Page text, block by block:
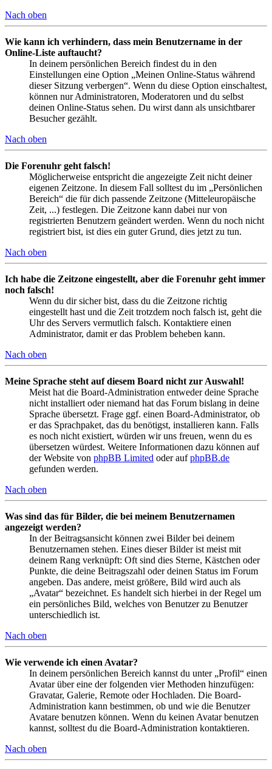
Nach oben
Wie kann ich verhindern, dass mein Benutzername in der
Online-Liste auftaucht?
In deinem persönlichen Bereich findest du in den
Einstellungen eine Option „Meinen Online-Status während
dieser Sitzung verbergen“. Wenn du diese Option einschaltest,
können nur Administratoren, Moderatoren und du selbst
deinen Online-Status sehen. Du wirst dann als unsichtbarer
Besucher gezählt.
Nach oben
Die Forenuhr geht falsch!
Möglicherweise entspricht die angezeigte Zeit nicht deiner
eigenen Zeitzone. In diesem Fall solltest du im „Persönlichen
Bereich“ die für dich passende Zeitzone (Mitteleuropäische
Zeit, ...) festlegen. Die Zeitzone kann dabei nur von
registrierten Benutzern geändert werden. Wenn du noch nicht
registriert bist, ist dies ein guter Grund, dies jetzt zu tun.
Nach oben
Ich habe die Zeitzone eingestellt, aber die Forenuhr geht immer
noch falsch!
Wenn du dir sicher bist, dass du die Zeitzone richtig
eingestellt hast und die Zeit trotzdem noch falsch ist, geht die
Uhr des Servers vermutlich falsch. Kontaktiere einen
Administrator, damit er das Problem beheben kann.
Nach oben
Meine Sprache steht auf diesem Board nicht zur Auswahl!
Meist hat die Board-Administration entweder deine Sprache
nicht installiert oder niemand hat das Forum bislang in deine
Sprache übersetzt. Frage ggf. einen Board-Administrator, ob
er das Sprachpaket, das du benötigst, installieren kann. Falls
es noch nicht existiert, würden wir uns freuen, wenn du es
übersetzen würdest. Weitere Informationen dazu können auf
der Website von phpBB Limited oder aufphpBB.de
gefunden werden.
Nach oben
Was sind das für Bilder, die bei meinem Benutzernamen
angezeigt werden?
In der Beitragsansicht können zwei Bilder bei deinem
Benutzernamen stehen. Eines dieser Bilder ist meist mit
deinem Rang verknüpft: Oft sind dies Sterne, Kästchen oder
Punkte, die deine Beitragszahl oder deinen Status im Forum
angeben. Das andere, meist größere, Bild wird auch als
„Avatar“ bezeichnet. Es handelt sich hierbei in der Regel um
ein persönliches Bild, welches von Benutzer zu Benutzer
unterschiedlich ist.
Nach oben
Wie verwende ich einen Avatar?
In deinem persönlichen Bereich kannst du unter „Profil“ einen
Avatar über eine der folgenden vier Methoden hinzufügen:
Gravatar, Galerie, Remote oder Hochladen. Die Board-
Administration kann bestimmen, ob und wie die Benutzer
Avatare benutzen können. Wenn du keinen Avatar benutzen
kannst, solltest du die Board-Administration kontaktieren.
Nach oben